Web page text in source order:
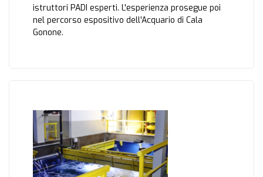
istruttori PADI esperti. L'esperienza prosegue poi
nel percorso espositivo dell'Acquario di Cala
Gonone.